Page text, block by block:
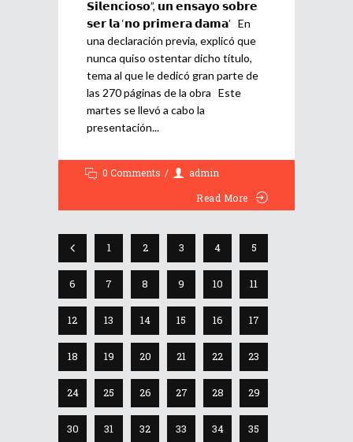
𝗦𝗶𝗹𝗲𝗻𝗰𝗶𝗼𝘀𝗼”, 𝘂𝗻 𝗲𝗻𝘀𝗮𝘆𝗼 𝘀𝗼𝗯𝗿𝗲
𝘀𝗲𝗿 𝗹𝗮 ‘𝗻𝗼 𝗽𝗿𝗶𝗺𝗲𝗿𝗮 𝗱𝗮𝗺𝗮’ En
una declaración previa, explicó que
nunca quiso ostentar dicho título,
tema al que le dedicó gran parte de
las 270 páginas de la obra Este
martes se llevó a cabo la
presentación
0 Comments
admin
Read More
1 2 3 4 5
6 7 8 9 10 11
12 13 14 15 16 17
18 19 20 21 22 23
24 25 26 27 28 29
30 31 32 33 34 35